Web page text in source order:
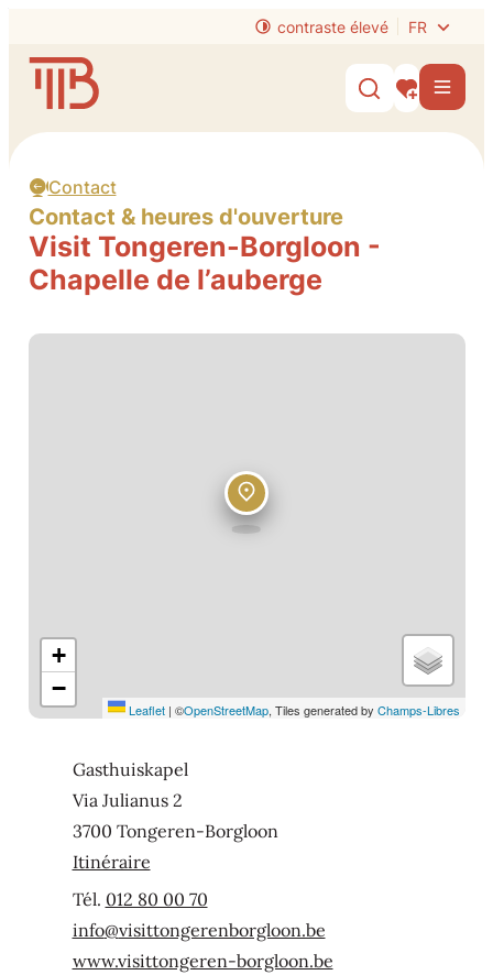
contraste élevé FR
Website
Afficher/
Mes Menu
Contact
Contact & heures d'ouverture
Visit Tongeren-Borgloon -
Chapelle de l’auberge
+
−
Leaflet | ©OpenStreetMap, Tiles generated by Champs-Libres
AdresseGasthuiskapel
Via Julianus 2
,3700 Tongeren-Borgloon
Itinéraire
012 80 00 70
E-mailinfo@visittongerenborgloon.be
Site Webwww.visittongeren-borgloon.be